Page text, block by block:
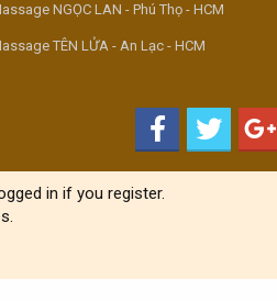
NGỌC LAN - Phú Thọ - HCM
TÊN LỬA - An Lạc - HCM
in if you register.